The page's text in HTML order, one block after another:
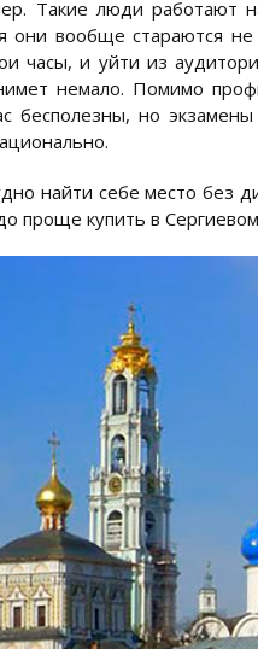
Такие люди работают
они вообще стараются
часы, и уйти из
немало. Помимо
бесполезны, но
найти себе место без
проще купить в